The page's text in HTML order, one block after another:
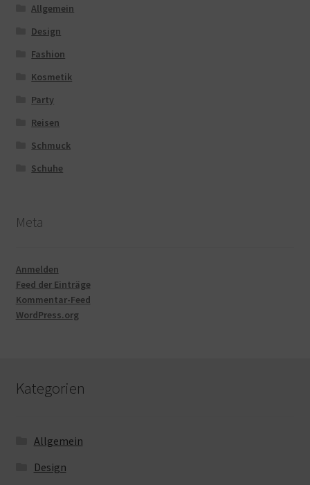
Allgemein
Design
Fashion
Kosmetik
Party
Reisen
Schmuck
Schuhe
Meta
Anmelden
Feed der Einträge
Kommentar-Feed
WordPress.org
Kategorien
Allgemein
Design